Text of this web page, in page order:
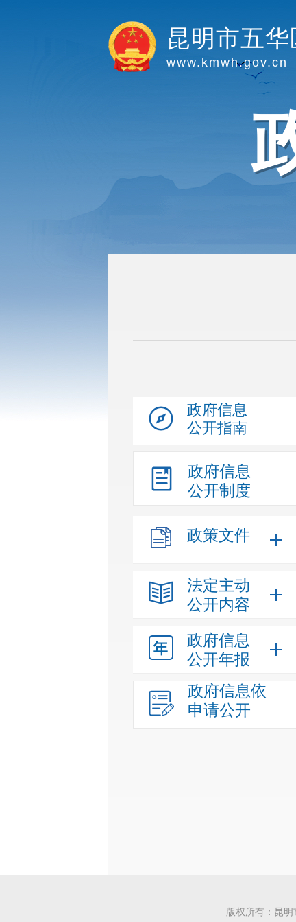
昆明市五
www.kmwh.gov.cn
政府信息
公开指南
政府信息
公开制度
政策文件
法定主动
公开内容
政府信息
公开年报
政府信息依
申请公开
版权所有：昆